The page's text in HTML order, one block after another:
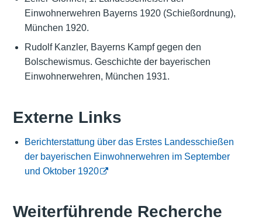
Einwohnerwehren Bayerns 1920 (Schießordnung),
München 1920.
Rudolf Kanzler, Bayerns Kampf gegen den
Bolschewismus. Geschichte der bayerischen
Einwohnerwehren, München 1931.
Externe Links
Berichterstattung über das Erstes Landesschießen
der bayerischen Einwohnerwehren im September
und Oktober 1920
Weiterführende Recherche